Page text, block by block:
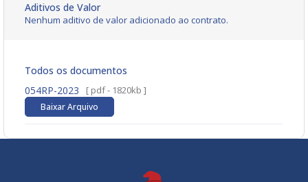
Aditivos de Valor
Nenhum aditivo de valor adicionado ao contrato.
Todos os documentos
054RP-2023
[ pdf - 1820kb ]
Baixar Arquivo